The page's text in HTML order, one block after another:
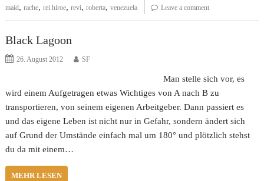
maid,rache,rei hiroe,revi,roberta,venezuela Leave a comment
Black Lagoon
26. August 2012 SF
Man stelle sich vor, es
wird einem Aufgetragen etwas Wichtiges von A nach B zu
transportieren, von seinem eigenen Arbeitgeber. Dann passiert es
und das eigene Leben ist nicht nur in Gefahr, sondern ändert sich
auf Grund der Umstände einfach mal um 180° und plötzlich stehst
du da mit einem…
MEHR LESEN